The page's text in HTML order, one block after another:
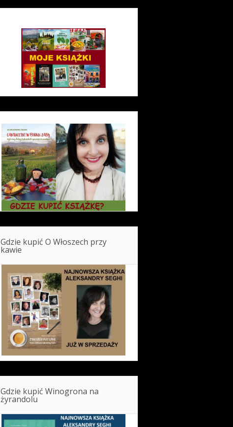
Gdzie kupić O Włoszech przy
kawie
Gdzie kupić Winogrona na
żyrandolu